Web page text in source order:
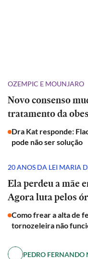
OZEMPIC E MOUNJARO
Novo consenso
tratamento da
Dra Kat responde:
pode não ser solução
20 ANOS DA LEI MARIA
Ela perdeu a mãe
Agora luta pelos
Como frear a alta de
tornozeleira não
PEDRO FERNANDO